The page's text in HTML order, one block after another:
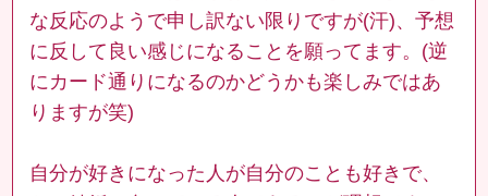
な反応のようで申し訳ない限りですが(汗)、予想
に反して良い感じになることを願ってます。(逆
にカード通りになるのかどうかも楽しみではあ
りますが笑)
自分が好きになった人が自分のことも好きで、